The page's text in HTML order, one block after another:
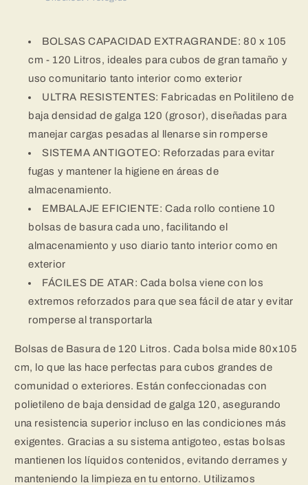
BOLSAS CAPACIDAD EXTRAGRANDE: 80 x 105
cm - 120 Litros, ideales para cubos de gran tamaño y
uso comunitario tanto interior como exterior
ULTRA RESISTENTES: Fabricadas en Politileno de
baja densidad de galga 120 (grosor), diseñadas para
manejar cargas pesadas al llenarse sin romperse
SISTEMA ANTIGOTEO: Reforzadas para evitar
fugas y mantener la higiene en áreas de
almacenamiento.
EMBALAJE EFICIENTE: Cada rollo contiene 10
bolsas de basura cada uno, facilitando el
almacenamiento y uso diario tanto interior como en
exterior
FÁCILES DE ATAR: Cada bolsa viene con los
extremos reforzados para que sea fácil de atar y evitar
romperse al transportarla
Bolsas de Basura de 120 Litros. Cada bolsa mide 80x105
cm, lo que las hace perfectas para cubos grandes de
comunidad o exteriores. Están confeccionadas con
polietileno de baja densidad de galga 120, asegurando
una resistencia superior incluso en las condiciones más
exigentes. Gracias a su sistema antigoteo, estas bolsas
mantienen los líquidos contenidos, evitando derrames y
manteniendo la limpieza en tu entorno. Utilizamos